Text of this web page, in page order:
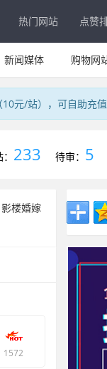
热门网站 点赞
新闻媒体 购物网
元/站），可自助充值
233 待审： 5
影楼婚嫁
1572